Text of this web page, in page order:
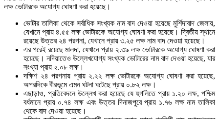
লক্ষ ভোটারকে অযোগ্য ঘোষণা করা হয়েছে।
ভোটার তালিকা থেকে সর্বাধিক সংখ্যক নাম বাদ দেওয়া হয়েছে মুর্শিদাবাদ জেলায়,
যেখানে প্রায় ৪.৫৫ লক্ষ ভোটারকে অযোগ্য ঘোষণা করা হয়েছে। দ্বিতীয় স্থানে
রয়েছে উত্তর ২৪ পরগনা, যেখানে প্রায় ৩.২৫ লক্ষ নাম বাদ দেওয়া হয়েছে।
এর পরেই রয়েছে মালদা, যেখানে প্রায় ২.৩৯ লক্ষ ভোটারকে অযোগ্য ঘোষণা করা
হয়েছে। নদিয়াতেও উল্লেখযোগ্য সংখ্যক ভোটারের নাম বাদ দেওয়া হয়েছে, যার
সংখ্যা প্রায় ২.০৮ লক্ষ।
দক্ষিণ ২৪ পরগনায় প্রায় ২.২২ লক্ষ ভোটারকে অযোগ্য ঘোষণা করা হয়েছে,
অপরদিকে বীরভূমে এমন ঘটনা ঘটেছে প্রায় ০.৮২ লক্ষ।
এছাড়াও, প্রতিবেদনে উল্লেখ করা হয়েছে যে হুগলিতে প্রায় ১.২০ লক্ষ, পশ্চিম
বর্ধমানে প্রায় ০.৭৪ লক্ষ এবং উত্তর দিনাজপুরে প্রায় ১.৭৬ লক্ষ নাম তালিকা
থেকে বাদ দেওয়া হয়েছে।